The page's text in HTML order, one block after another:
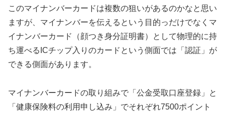
このマイナンバーカードは複数の狙いがあるのかなと思い
ますが、マイナンバーを伝えるという目的っだけでなくマ
イナンバーカード（顔つき身分証明書）として物理的に持
ち運べるICチップ入りのカードという側面では「認証」が
できる側面があります。
マイナンバーカードの取り組みで「公金受取口座登録」と
「健康保険料の利用申し込み」でそれぞれ7500ポイント